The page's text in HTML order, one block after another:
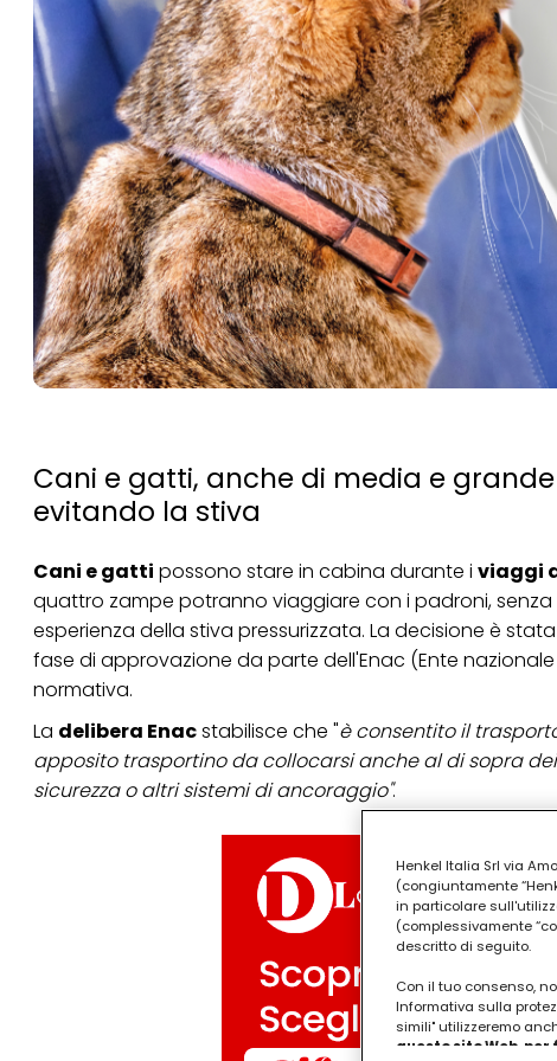
Cani e gatti, anche di media e
evitando la stiva
Cani e gatti possono stare in cabina durante i viaggi
quattro zampe potranno viaggiare con i padroni,
esperienza della stiva pressurizzata. La decisione è
fase di approvazione da parte dell'Enac (Ente
normativa.
La delibera Enacstabilisce che "è consentito il
apposito trasportino da collocarsi anche al di sopra
sicurezza o altri sistemi di ancoraggio".
Henkel Italia Srl via
(congiuntamente
in particolare
(complessivamente
descritto di seguito.
Con il tuo consenso,
Informativa sulla
simili" utilizzeremo
questo sito Web,